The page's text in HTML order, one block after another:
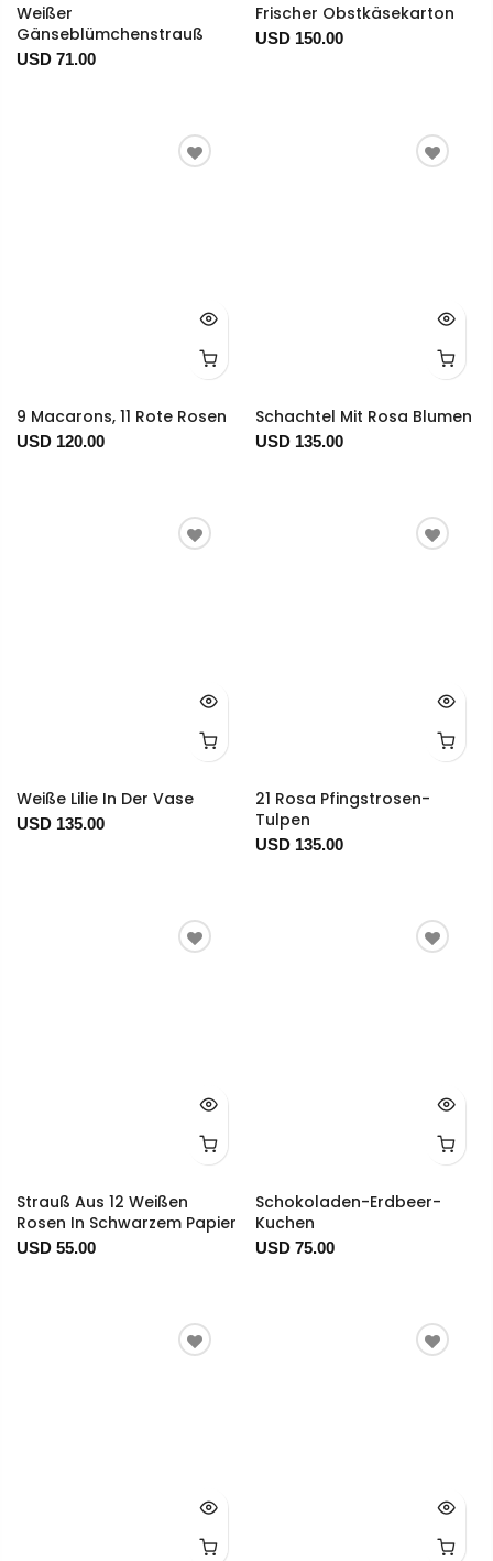
Weißer
Gänseblümchenstrauß
USD 71.00
Frischer Obstkäsekarton
USD 150.00
9 Macarons, 11 Rote Rosen
USD 120.00
Schachtel Mit Rosa Blumen
USD 135.00
Weiße Lilie In Der Vase
USD 135.00
21 Rosa Pfingstrosen-
Tulpen
USD 135.00
Strauß Aus 12 Weißen
Rosen In Schwarzem Papier
USD 55.00
Schokoladen-Erdbeer-
Kuchen
USD 75.00